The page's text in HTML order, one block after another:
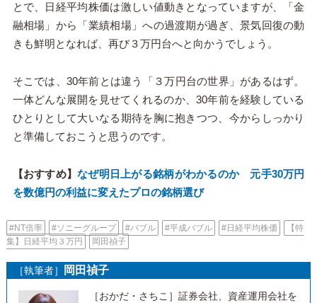
とで、日経平均株価は激しい値動きとなっていますが、「金
融相場」から「業績相場」への過渡期が過ぎ、景気回復の動
きも鮮明となれば、再び３万円台へと向かうでしょう。
そこでは、30年前とは違う「３万円台の世界」があるはず。
一体どんな展開を見せてくれるのか、30年前を経験している
ひとりとして大いなる期待を胸に抱きつつ、今からしっかり
と準備しておこうと思うのです。
【おすすめ】なぜ明日上がる銘柄がわかるのか 元手30万円
を数億円の利益に変えたプロの銘柄選び
#NT倍率 #ソニーグループ #バブル #平成バブル #日経平均株価
【特
集】日経平均３万円
岡田禎子
［執筆者］ 岡田禎子
［おかだ・さちこ］証券会社、資産運用会社を